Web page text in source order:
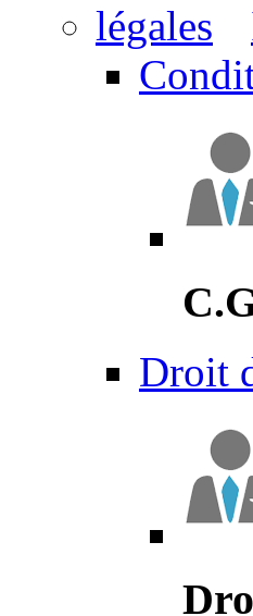
Droit